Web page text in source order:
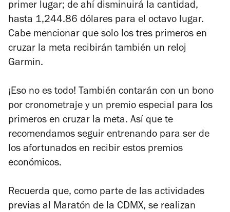
primer lugar; de ahí disminuirá la cantidad,
hasta 1,244.86 dólares para el octavo lugar.
Cabe mencionar que solo los tres primeros en
cruzar la meta recibirán también un reloj
Garmin.
¡Eso no es todo! También contarán con un bono
por cronometraje y un premio especial para los
primeros en cruzar la meta. Así que te
recomendamos seguir entrenando para ser de
los afortunados en recibir estos premios
económicos.
Recuerda que, como parte de las actividades
previas al Maratón de la CDMX, se realizan